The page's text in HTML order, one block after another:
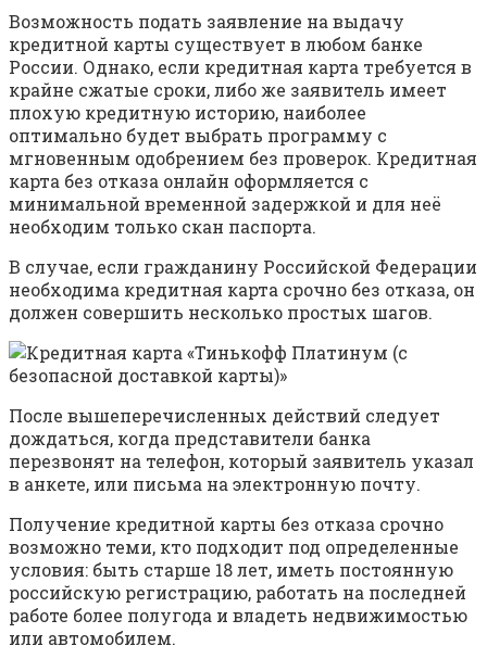
Возможность подать заявление на выдачу
кредитной карты существует в любом банке
России. Однако, если кредитная карта требуется в
крайне сжатые сроки, либо же заявитель имеет
плохую кредитную историю, наиболее
оптимально будет выбрать программу с
мгновенным одобрением без проверок. Кредитная
карта без отказа онлайн оформляется с
минимальной временной задержкой и для неё
необходим только скан паспорта.
В случае, если гражданину Российской Федерации
необходима кредитная карта срочно без отказа, он
должен совершить несколько простых шагов.
После вышеперечисленных действий следует
дождаться, когда представители банка
перезвонят на телефон, который заявитель указал
в анкете, или письма на электронную почту.
Получение кредитной карты без отказа срочно
возможно теми, кто подходит под определенные
условия: быть старше 18 лет, иметь постоянную
российскую регистрацию, работать на последней
работе более полугода и владеть недвижимостью
или автомобилем.